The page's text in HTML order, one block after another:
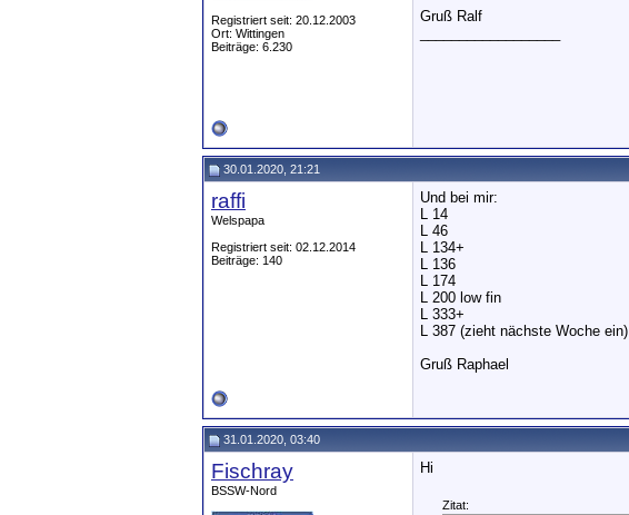
Registriert seit: 20.12.2003
Ort: Wittingen
Beiträge: 6.230
Gruß Ralf
30.01.2020, 21:21
raffi
Welspapa
Registriert seit: 02.12.2014
Beiträge: 140
Und bei mir:
L 14
L 46
L 134+
L 136
L 174
L 200 low fin
L 333+
L 387 (zieht nächste Woche ein)
Gruß Raphael
31.01.2020, 03:40
Fischray
BSSW-Nord
Hi
Zitat: